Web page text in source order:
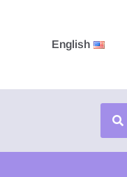
English